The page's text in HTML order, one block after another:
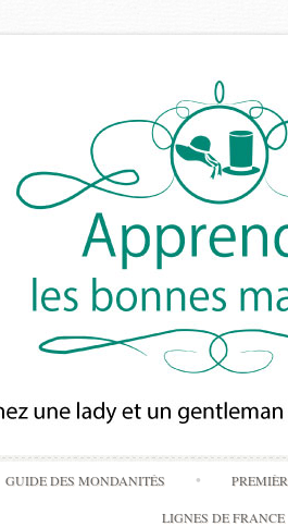
Skip
to
content
GUIDE DES MONDANITÉS
LIGNES DE FRANCE